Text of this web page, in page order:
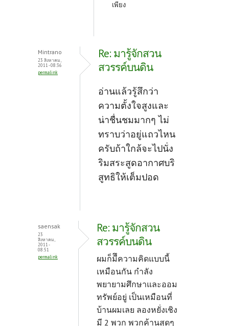
เพียง
Mintrano
23 สิงหาคม,
2011 - 08:36
permalink
Re: มารู้จักสวน
สวรรค์บนดิน
อ่านแล้วรู้สึกว่า
ความตั้งใจสูงและ
น่าชื่นชมมากๆ ไม่
ทราบว่าอยู่แถวไหน
ครับถ้าใกล้จะไปนั่ง
ริมสระสูดอากาศบริ
สูทธิให้เต็มปอด
saensak
23
สิงหาคม,
2011 -
08:51
permalink
Re: มารู้จักสวน
สวรรค์บนดิน
ผมก็มีึความคิดแบบนี้
เหมือนกัน กำลัง
พยายามศึกษาและออม
ทรัพย์อยู่ เป็นเหมือนที่
บ้านผมเลย ลองหยั่งเชิง
มี 2 พวก พวกค้านสุดๆ